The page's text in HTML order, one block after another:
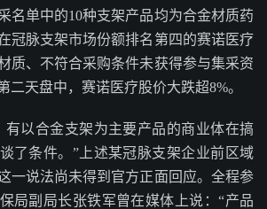
名单中的10种支架产品均为合金材质药
冠脉支架市场份额排名第四的赛诺医疗
质、不符合采购条件未获得参与集采资
二天盘中，赛诺医疗股价大跌超8%。
有以合金支架为主要产品的商业体在搞
了条件。”上述某冠脉支架企业前区域
一说法尚未得到官方正面回应。全程参
局副局长张铁军曾在媒体上说：“产品